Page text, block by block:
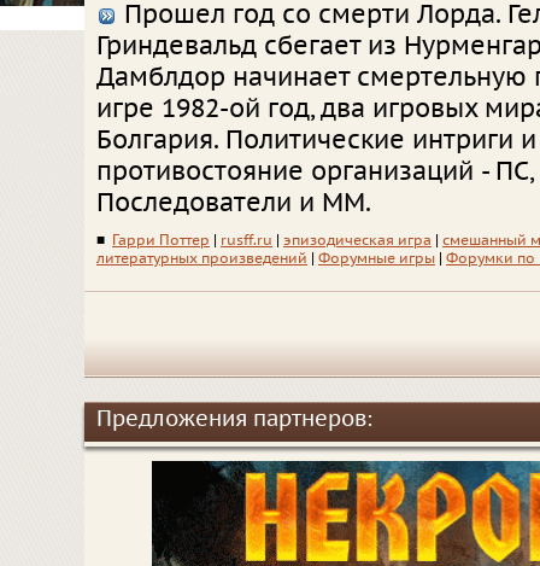
Прошел год со смерти Лорда.
Гриндевальд сбегает из
Дамблдор начинает смертельную
игре 1982-ой год, два игровых
Болгария. Политические интриги и
противостояние организаций -
Последователи и ММ.
■ Гарри Поттер rusff.ru эпизодическая игра
смешанный
литературных произведений
Форумные игры Форумки по
Предложения партнеров: